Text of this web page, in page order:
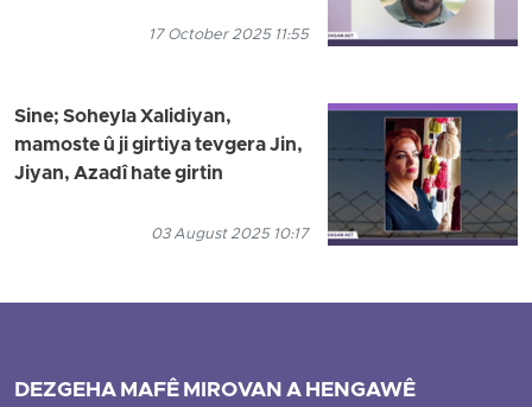
17 October 2025 11:55
Sine; Soheyla Xalidiyan,
mamoste û ji girtiya tevgera Jin,
Jiyan, Azadî hate girtin
03 August 2025 10:17
DEZGEHA MAFÊ MIROVAN A HENGAWÊ